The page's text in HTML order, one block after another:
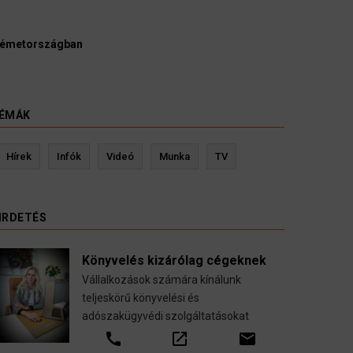
és ügyészek szerint a német politikának mielőbb meg
egy pártbetiltási eljárás elindítását.
Hírek Infók Videó Munka TV
Könyvelés kizárólag cégeknek
Vállalkozások számára kínálunk
teljeskörű könyvelési és
adószakügyvédi szolgáltatásokat
call open_in_new email